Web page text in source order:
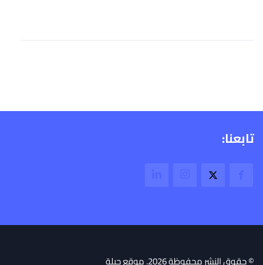
تابعنا:
© حقوق النشر محفوظة 2026. موقع جبلة